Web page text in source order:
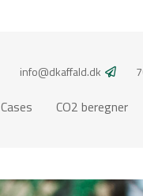
info@dkaffald.dk
Cases CO2 beregner